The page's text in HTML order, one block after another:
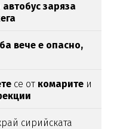
автобус заряза
вече е опасно,
се от комарите и
сирийската